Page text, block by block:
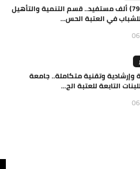
بأكثر من (795) ألف مستفيد.. قسم التنمية والتأهيل
في العتبة الحس...
وتقنية متكاملة.. جامعة
التابعة للعتبة الح...